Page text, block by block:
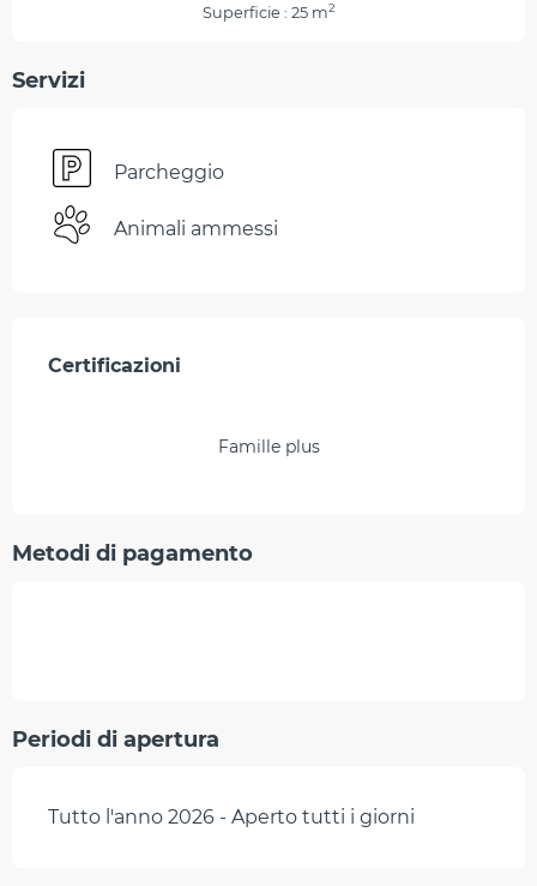
Superficie : 25 m2
Servizi
Parcheggio
Animali ammessi
Offerte di prestazioni
Certificazioni
Certificazioni
Famille plus
Metodi di pagamento
Periodi di apertura
Tutto l'anno 2026 - Aperto tutti i giorni